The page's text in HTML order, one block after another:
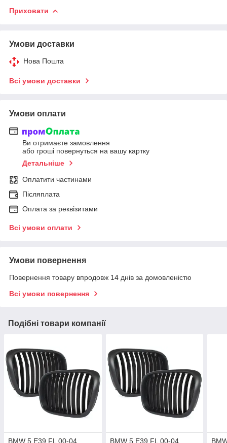
Приховати
Умови доставки
Нова Пошта
Всі умови доставки
Умови оплати
Ви отримаєте замовлення
або гроші повернуться на вашу картку
Детальніше
Оплатити частинами
Післяплата
Оплата за реквізитами
Всі умови оплати
Умови повернення
Повернення товару впродовж 14 днів за домовленістю
Всі умови повернення
Подібні товари компанії
BMW 5 E39 FL 00-04
BMW 5 E39 FL 00-04